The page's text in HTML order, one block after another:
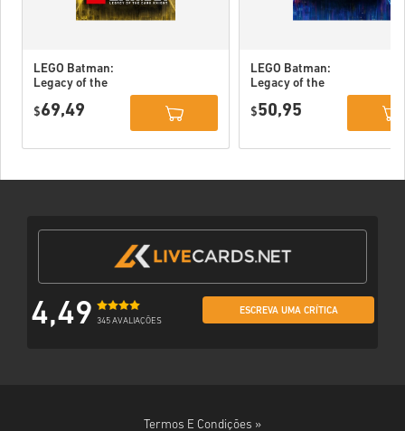
LEGO Batman:
Legacy of the
Deluxe Edition
$69,49
LEGO Batman:
Legacy of the
(STEAM) EU
$50,95
4,49 345 AVALIAÇÕES
ESCREVA UMA CRÍTICA
Termos E Condições »